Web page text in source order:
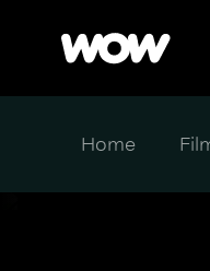
Home